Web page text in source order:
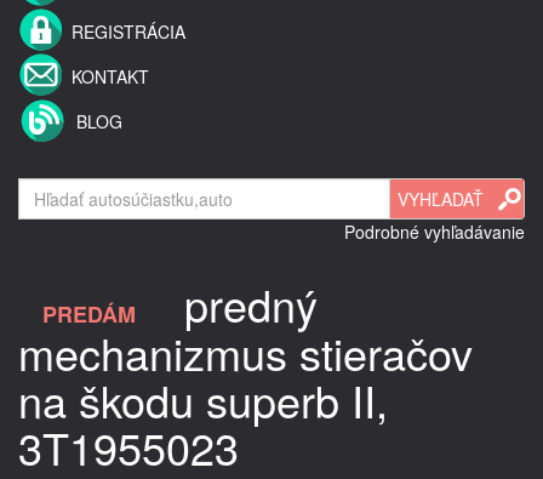
REGISTRÁCIA
KONTAKT
BLOG
Podrobné vyhľadávanie
PREDÁM predný
mechanizmus stieračov
na škodu superb II,
3T1955023